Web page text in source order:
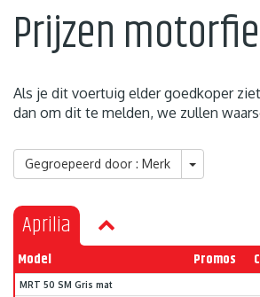
Prijzen
Als je dit voertuig elder goedkoper
dan om dit te melden, we zullen
Gegroepeerd door : Merk
Aprilia
Model Promos
MRT 50 SM Gris mat